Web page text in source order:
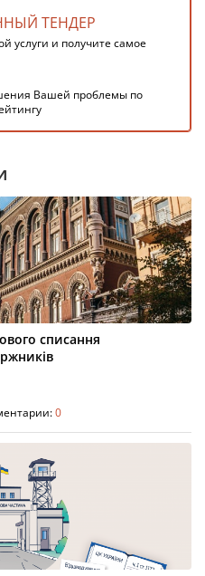
ТЕНДЕР
услуги и получите самое
Вашей проблемы по
списання
0